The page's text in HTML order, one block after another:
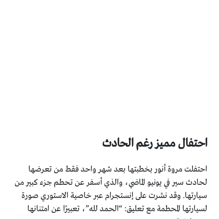
احتفال مميز رغم الحادث
احتفلت مروة أنور بخطبتها بعد شهر واحد فقط من تعرضها
لحادث سير في يونيو الماضي، والذي أسفر عن تحطم جزء كبير من
سيارتها. وقد نشرت على إنستجرام عبر خاصية الاستوري صورة
لسيارتها المحطمة مع تعليق: “الحمد لله”، تعبيرًا عن امتنانها